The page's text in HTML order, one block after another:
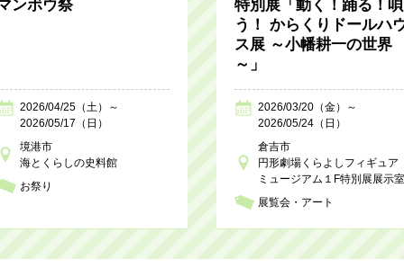
ンボウ祭
2026/04/25（土）～
2026/05/17（日）
境港市
海とくらしの史料館
お祭り
特別展「動く！踊る！唄
う！ からくりドールハ
ス展 ～小幡耕一の世界
～」
2026/03/20（金）～
2026/05/24（日）
倉吉市
円形劇場くらよしフィギュア
ミュージアム１F特別展展示室
展覧会・アート